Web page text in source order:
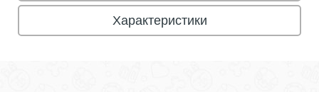
Характеристики